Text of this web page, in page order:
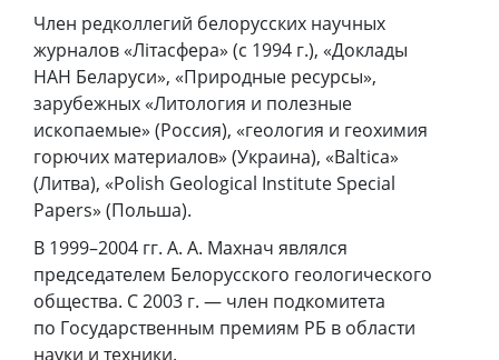
Член редколлегий белорусских научных
журналов «Лiтасфера» (с 1994 г.), «Доклады
НАН Беларуси», «Природные ресурсы»,
зарубежных «Литология и полезные
ископаемые» (Россия), «геология и геохимия
горючих материалов» (Украина), «Baltica»
(Литва), «Polish Geological Institute Special
Papers» (Польша).
В 1999–2004 гг. А. А. Махнач являлся
председателем Белорусского геологического
общества. С 2003 г. — член подкомитета
по Государственным премиям РБ в области
науки и техники.